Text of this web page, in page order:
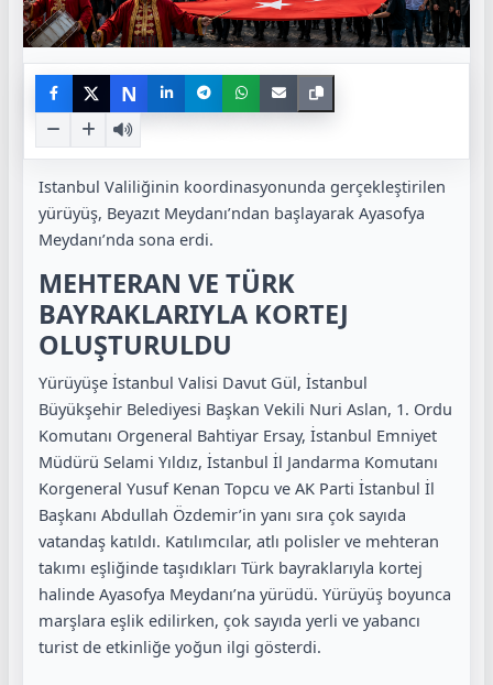
N
Istanbul Valiliğinin koordinasyonunda gerçekleştirilen
yürüyüş, Beyazıt Meydanı’ndan başlayarak Ayasofya
Meydanı’nda sona erdi.
MEHTERAN VE TÜRK
BAYRAKLARIYLA KORTEJ
OLUŞTURULDU
Yürüyüşe İstanbul Valisi Davut Gül, İstanbul
Büyükşehir Belediyesi Başkan Vekili Nuri Aslan, 1. Ordu
Komutanı Orgeneral Bahtiyar Ersay, İstanbul Emniyet
Müdürü Selami Yıldız, İstanbul İl Jandarma Komutanı
Korgeneral Yusuf Kenan Topcu ve AK Parti İstanbul İl
Başkanı Abdullah Özdemir’in yanı sıra çok sayıda
vatandaş katıldı. Katılımcılar, atlı polisler ve mehteran
takımı eşliğinde taşıdıkları Türk bayraklarıyla kortej
halinde Ayasofya Meydanı’na yürüdü. Yürüyüş boyunca
marşlara eşlik edilirken, çok sayıda yerli ve yabancı
turist de etkinliğe yoğun ilgi gösterdi.